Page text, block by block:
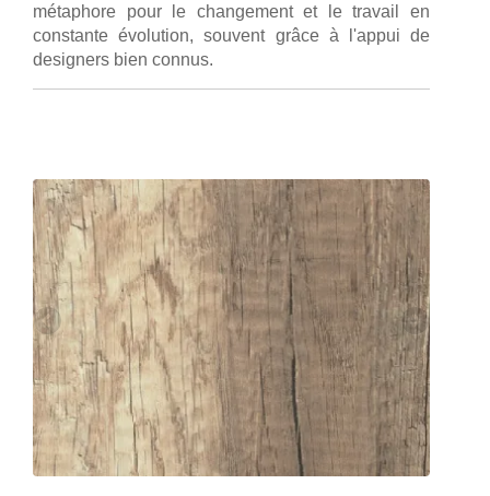
métaphore pour le changement et le travail en
constante évolution, souvent grâce à l'appui de
designers bien connus.